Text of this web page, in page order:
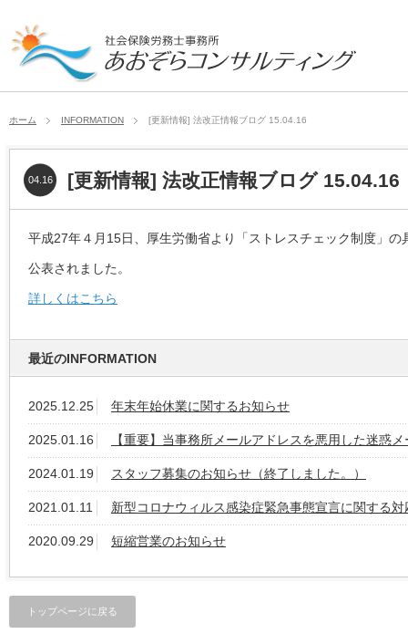
ホーム INFORMATION [更新情報] 法改正情報ブログ 15.04.16
[更新情報] 法改正情報ブログ 15.04.16
04.16
平成27年４月15日、厚生労働省より「ストレスチェック制度」
公表されました。
詳しくはこちら
最近のINFORMATION
2025.12.25 年末年始休業に関するお知らせ
2025.01.16 【重要】当事務所メールアドレスを悪用した迷惑
2024.01.19 スタッフ募集のお知らせ（終了しました。）
2021.01.11 新型コロナウィルス感染症緊急事態宣言に関する
2020.09.29 短縮営業のお知らせ
トップページに戻る